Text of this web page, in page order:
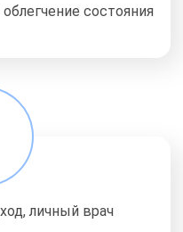
состояния
личный врач